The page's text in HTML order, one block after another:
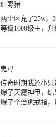
红野猪
两个区充了25w，
等级1000级＋，
鬼母
传奇时期我还小
爆了天魔神甲，
爆了个治愈戒指